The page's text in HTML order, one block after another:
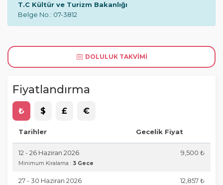
T.C Kültür ve Turizm Bakanlığı
Belge No.: 07-3812
DOLULUK TAKVIMI
Fiyatlandırma
₺ $ £ €
Tarihler Gecelik Fiyat
12 - 26 Haziran 2026
Minimum Kiralama : 3 Gece
9,500 ₺
27 - 30 Haziran 2026 12,857 ₺